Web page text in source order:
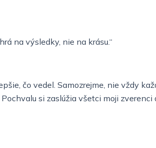
na výsledky, nie na krásu.“
čo vedel. Samozrejme, nie vždy
si zaslúžia všetci moji